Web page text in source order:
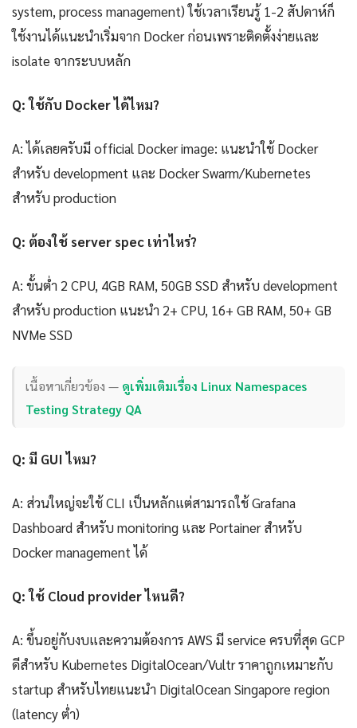
system, process management) ใช้เวลาเรียนรู้ 1-2 สัปดาห์ก็
ใช้งานได้แนะนำเริ่มจาก Docker ก่อนเพราะติดตั้งง่ายและ
isolate จากระบบหลัก
Q: ใช้กับ Docker ได้ไหม?
A: ได้เลยครับมี official Docker image: แนะนำใช้ Docker
สำหรับ development และ Docker Swarm/Kubernetes
สำหรับ production
Q: ต้องใช้ server spec เท่าไหร่?
A: ขั้นต่ำ 2 CPU, 4GB RAM, 50GB SSD สำหรับ development
สำหรับ production แนะนำ 2+ CPU, 16+ GB RAM, 50+ GB
NVMe SSD
เนื้อหาเกี่ยวข้อง — ดูเพิ่มเติมเรื่อง Linux Namespaces
Testing Strategy QA
Q: มี GUI ไหม?
A: ส่วนใหญ่จะใช้ CLI เป็นหลักแต่สามารถใช้ Grafana
Dashboard สำหรับ monitoring และ Portainer สำหรับ
Docker management ได้
Q: ใช้ Cloud provider ไหนดี?
A: ขึ้นอยู่กับงบและความต้องการ AWS มี service ครบที่สุด GCP
ดีสำหรับ Kubernetes DigitalOcean/Vultr ราคาถูกเหมาะกับ
startup สำหรับไทยแนะนำ DigitalOcean Singapore region
(latency ต่ำ)